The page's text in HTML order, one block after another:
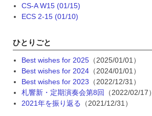
CS-A W15 (01/15)
ECS 2-15 (01/10)
ひとりごと
Best wishes for 2025（2025/01/01）
Best wishes for 2024（2024/01/01）
Best wishes for 2023 （2022/12/31）
札響新・定期演奏会第8回
（2022/02/17）
2021年を振り返る
（2021/12/31）